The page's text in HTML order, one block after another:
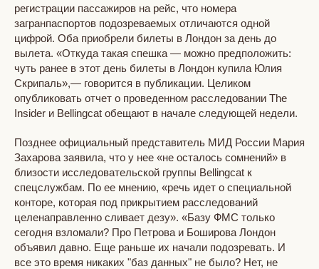
регистрации пассажиров на рейс, что номера
загранпаспортов подозреваемых отличаются одной
цифрой. Оба приобрели билеты в Лондон за день до
вылета. «Откуда такая спешка — можно предположить:
чуть ранее в этот день билеты в Лондон купила Юлия
Скрипаль»,— говорится в публикации. Целиком
опубликовать отчет о проведенном расследовании The
Insider и Bellingcat обещают в начале следующей недели.
Позднее официальный представитель МИД России Мария
Захарова заявила, что у нее «не осталось сомнений» в
близости исследовательской группы Bellingcat к
спецслужбам. По ее мнению, «речь идет о специальной
конторе, которая под прикрытием расследований
целенаправленно сливает дезу». «Базу ФМС только
сегодня взломали? Про Петрова и Боширова Лондон
объявил давно. Еще раньше их начали подозревать. И
все это время никаких "баз данных" не было? Нет, не